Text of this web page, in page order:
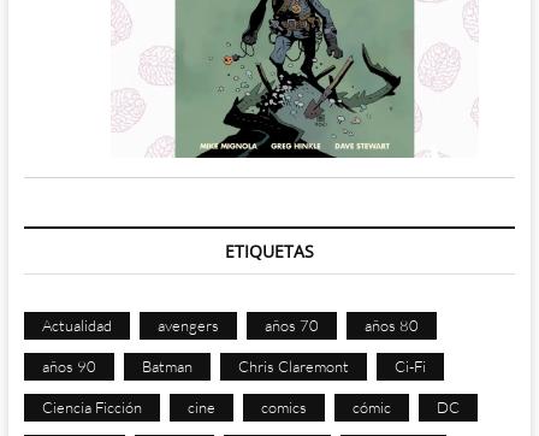
ETIQUETAS
Actualidad avengers años 70 años 80
años 90 Batman Chris Claremont Ci-Fi
Ciencia Ficción cine comics cómic DC